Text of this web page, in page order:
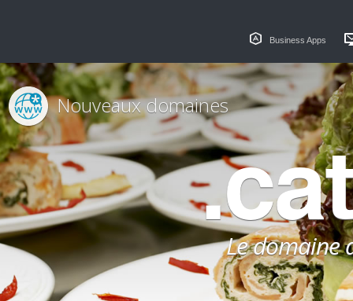
Business Apps
Le domaine
Nouveaux domaines